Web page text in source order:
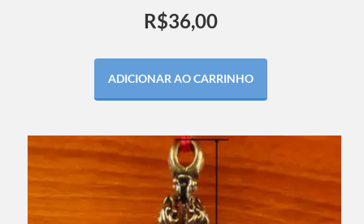
R$36,00
ADICIONAR AO CARRINHO